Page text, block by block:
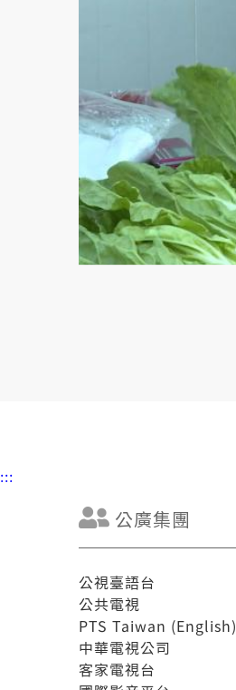
:::
公廣集團
公視臺語台
公共電視
PTS Taiwan (English)
中華電視公司
客家電視台